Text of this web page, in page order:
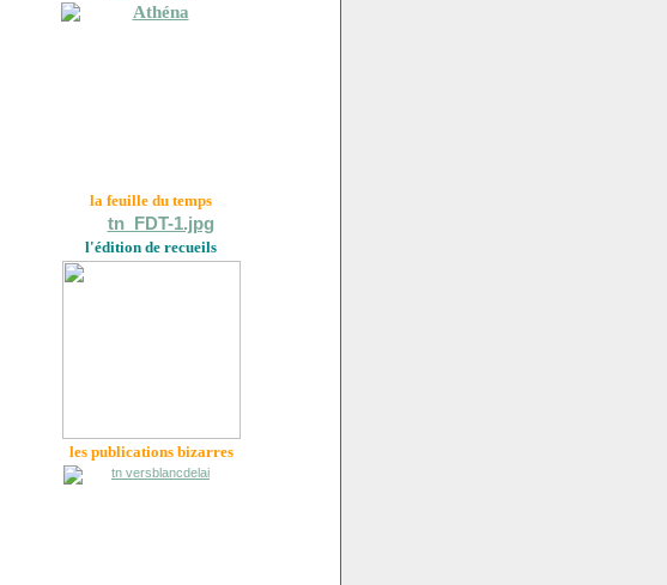
la feuille du temps
l'édition de recueils
les publications bizarres